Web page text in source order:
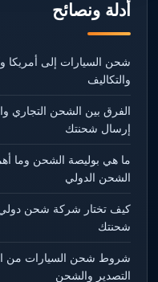
أدلة ونصائح
شحن السيارات إلى أمريكا
والتكاليف
الفرق بين الشحن
إرسال شحنتك
ما هي بوليصة الشحن وما
الشحن الدولي
كيف تختار شركة شحن
شحنتك
شروط شحن السيارات من
التصدير والشحن